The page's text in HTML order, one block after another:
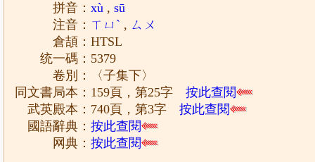
拼音：xù ,sū
注音： ㄒㄩˋ , ㄙㄨ
倉頡：HTSL
统一碼：5379
卷別：〈子集下〉
同文書局本：159頁，第25字按此查閱
武英殿本：740頁，第3字按此查閱
國語辭典：按此查閱
网典：按此查閱